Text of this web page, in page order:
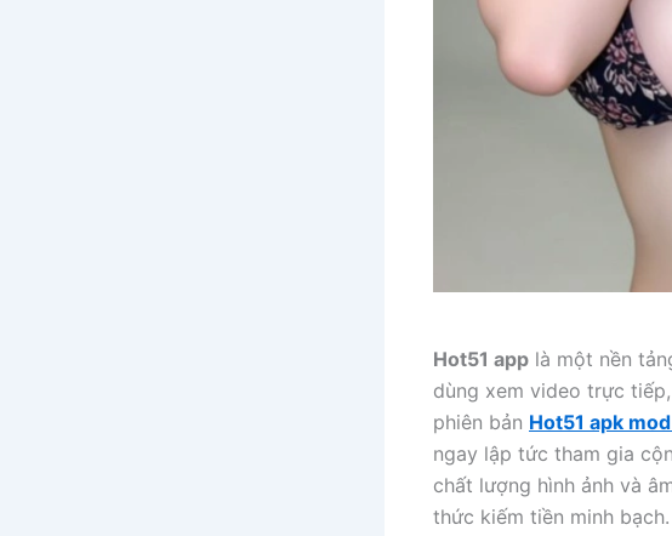
Hot51 app là một nền
dùng xem video trực
phiên bản Hot51 apk mod
ngay lập tức tham gia
chất lượng hình ảnh và
thức kiếm tiền minh bạch.